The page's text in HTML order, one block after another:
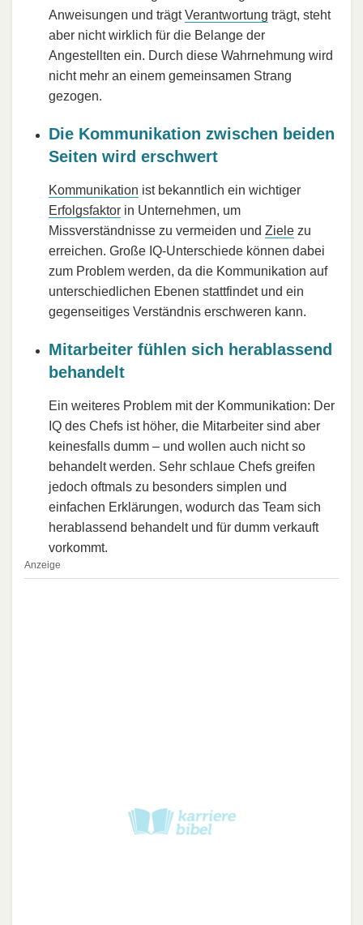
Anweisungen und trägtVerantwortung trägt, steht
aber nicht wirklich für die Belange der
Angestellten ein. Durch diese Wahrnehmung wird
nicht mehr an einem gemeinsamen Strang
gezogen.
Die Kommunikation zwischen beiden
Seiten wird erschwert
Kommunikation ist bekanntlich ein wichtiger
Erfolgsfaktor in Unternehmen, um
Missverständnisse zu vermeiden und Ziele zu
erreichen. Große IQ-Unterschiede können dabei
zum Problem werden, da die Kommunikation auf
unterschiedlichen Ebenen stattfindet und ein
gegenseitiges Verständnis erschweren kann.
Mitarbeiter fühlen sich herablassend
behandelt
Ein weiteres Problem mit der Kommunikation: Der
IQ des Chefs ist höher, die Mitarbeiter sind aber
keinesfalls dumm – und wollen auch nicht so
behandelt werden. Sehr schlaue Chefs greifen
jedoch oftmals zu besonders simplen und
einfachen Erklärungen, wodurch das Team sich
herablassend behandelt und für dumm verkauft
vorkommt.
Anzeige